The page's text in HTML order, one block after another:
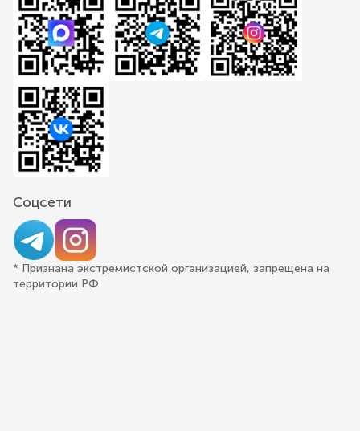
Соцсети
* Признана экстремистской организацией, запрещена на
территории РФ